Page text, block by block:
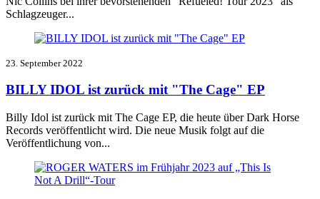
Schlagzeuger...
23. September 2022
BILLY IDOL ist zurück mit "The Cage" EP
Billy Idol ist zurück mit The Cage EP, die heute über Dark Horse
Records veröffentlicht wird. Die neue Musik folgt auf die
Veröffentlichung von...